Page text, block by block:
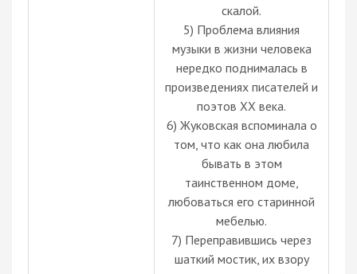
скалой.
5) Проблема влияния
музыки в жизни человека
нередко поднималась в
произведениях писателей и
поэтов XX века.
6) Жуковская вспоминала о
том, что как она любила
бывать в этом
таинственном доме,
любоваться его старинной
мебелью.
7) Переправившись через
шаткий мостик, их взору